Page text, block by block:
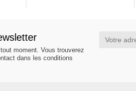
moment. Vous trouverez
dans les conditions